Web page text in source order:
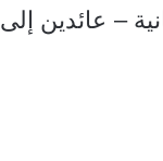
– عائدين إلى